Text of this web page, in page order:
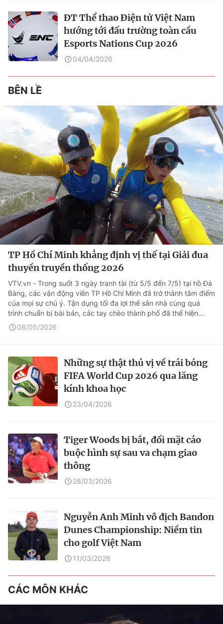
ĐT Thể thao Điện tử Việt Nam
hướng tới đấu trường toàn cầu
Esports Nations Cup 2026
04/04/2026
BÊN LỀ
TP Hồ Chí Minh khẳng định vị thế tại Giải đua
thuyền truyền thống 2026
VTV.vn - Trong suốt 3 ngày tranh tài (từ 5/5 đến 7/5) tại hồ Đá
Bàng, các vận động viên TP Hồ Chí Minh đã trở thành tâm điểm
của mọi sự chú ý. Tận dụng tối đa lợi thế sân nhà cùng quá
trình chuẩn bị bài bản, các tay chèo thành phố đã thể hiện...
08/05/2026
Những sự thật thú vị về trái bóng
FIFA World Cup 2026 qua lăng
kính khoa học
23/04/2026
Tiger Woods bị bắt, đối mặt cáo
buộc hình sự sau va chạm giao
thông
28/03/2026
Nguyễn Anh Minh vô địch Bandon
Dunes Championship: Niềm tin
cho golf Việt Nam
11/03/2026
CÁC MÔN KHÁC